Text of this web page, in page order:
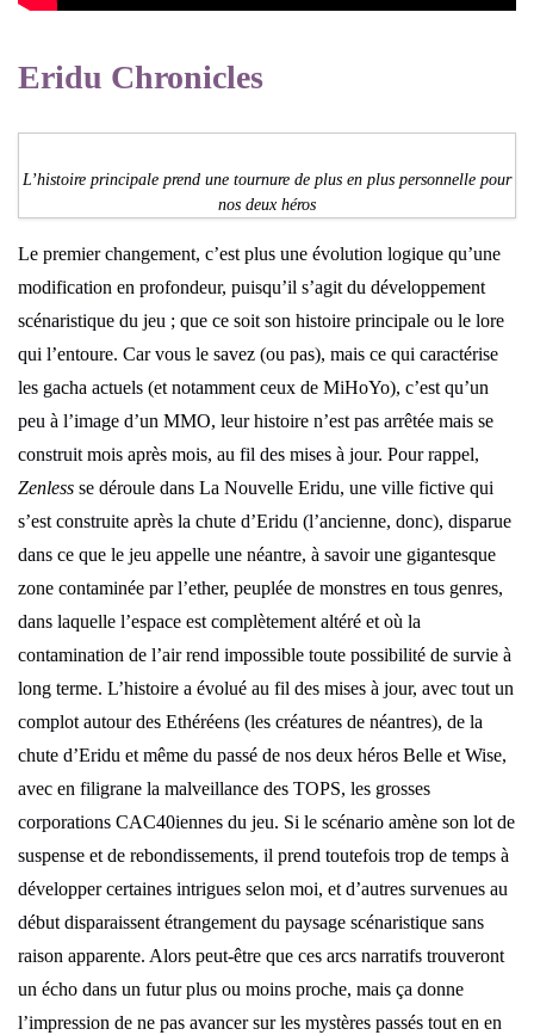
Eridu Chronicles
L’histoire principale prend une tournure de plus en plus personnelle pour
nos deux héros
Le premier changement, c’est plus une évolution logique qu’une
modification en profondeur, puisqu’il s’agit du développement
scénaristique du jeu ; que ce soit son histoire principale ou le lore
qui l’entoure. Car vous le savez (ou pas), mais ce qui caractérise
les gacha actuels (et notamment ceux de MiHoYo), c’est qu’un
peu à l’image d’un MMO, leur histoire n’est pas arrêtée mais se
construit mois après mois, au fil des mises à jour. Pour rappel,
Zenless se déroule dans La Nouvelle Eridu, une ville fictive qui
s’est construite après la chute d’Eridu (l’ancienne, donc), disparue
dans ce que le jeu appelle une néantre, à savoir une gigantesque
zone contaminée par l’ether, peuplée de monstres en tous genres,
dans laquelle l’espace est complètement altéré et où la
contamination de l’air rend impossible toute possibilité de survie à
long terme. L’histoire a évolué au fil des mises à jour, avec tout un
complot autour des Ethéréens (les créatures de néantres), de la
chute d’Eridu et même du passé de nos deux héros Belle et Wise,
avec en filigrane la malveillance des TOPS, les grosses
corporations CAC40iennes du jeu. Si le scénario amène son lot de
suspense et de rebondissements, il prend toutefois trop de temps à
développer certaines intrigues selon moi, et d’autres survenues au
début disparaissent étrangement du paysage scénaristique sans
raison apparente. Alors peut-être que ces arcs narratifs trouveront
un écho dans un futur plus ou moins proche, mais ça donne
l’impression de ne pas avancer sur les mystères passés tout en en